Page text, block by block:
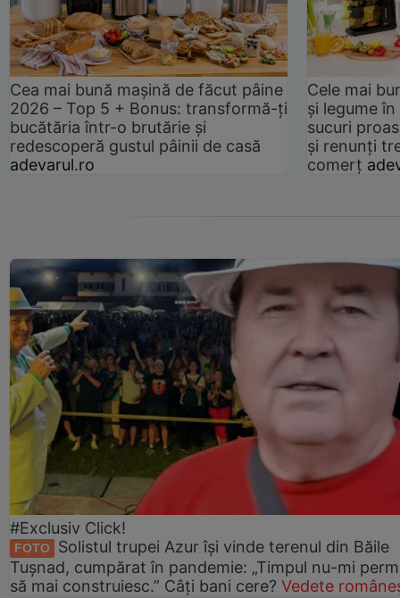
Cea mai bună mașină de făcut pâine
2026 – Top 5 + Bonus: transformă-ți
bucătăria într-o brutărie și
redescoperă gustul pâinii de casă
adevarul.ro
Cele mai
și legume
sucuri
și renunți
comerț
#Exclusiv Click!
FOTO
Solistul trupei Azur își vinde terenul din Băile
Tușnad, cumpărat în pandemie: „Timpul nu-mi
să mai construiesc.” Câți bani cere? Vedete